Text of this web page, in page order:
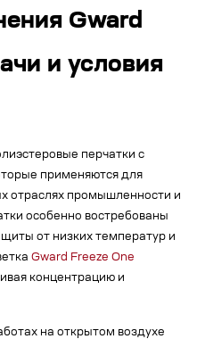
Gward
и условия
перчатки с
применяются для
отраслях промышленности и
особенно востребованы
от низких температур и
Gward Freeze One
концентрацию и
на открытом воздухе